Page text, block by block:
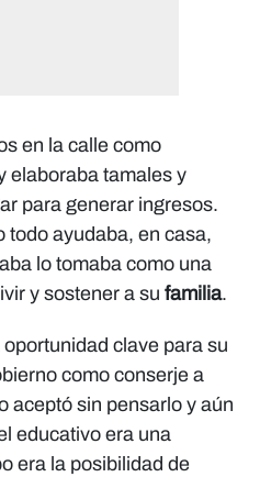
en la calle como
elaboraba tamales y
para generar ingresos.
todo ayudaba, en casa,
lo tomaba como una
y sostener a su familia.
clave para su
como conserje a
aceptó sin pensarlo y aún
educativo era una
era la posibilidad de